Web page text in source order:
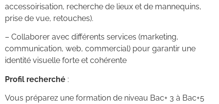
accessoirisation, recherche de lieux et de mannequins,
prise de vue, retouches).
– Collaborer avec différents services (marketing,
communication, web, commercial) pour garantir une
identité visuelle forte et cohérente
Profil recherché :
Vous préparez une formation de niveau Bac+ 3 à Bac+5